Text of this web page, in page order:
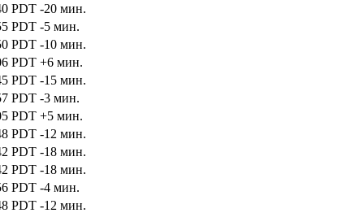
PDT -20 мин.
PDT -5 мин.
PDT -10 мин.
PDT +6 мин.
PDT -15 мин.
PDT -3 мин.
PDT +5 мин.
PDT -12 мин.
PDT -18 мин.
PDT -18 мин.
PDT -4 мин.
PDT -12 мин.